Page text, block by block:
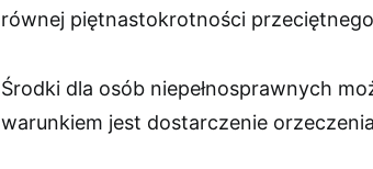
równej piętnastokrotności
Środki dla osób niepełnosprawnych
warunkiem jest dostarczenie